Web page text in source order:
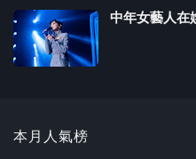
中年女藝人在
本月人氣榜